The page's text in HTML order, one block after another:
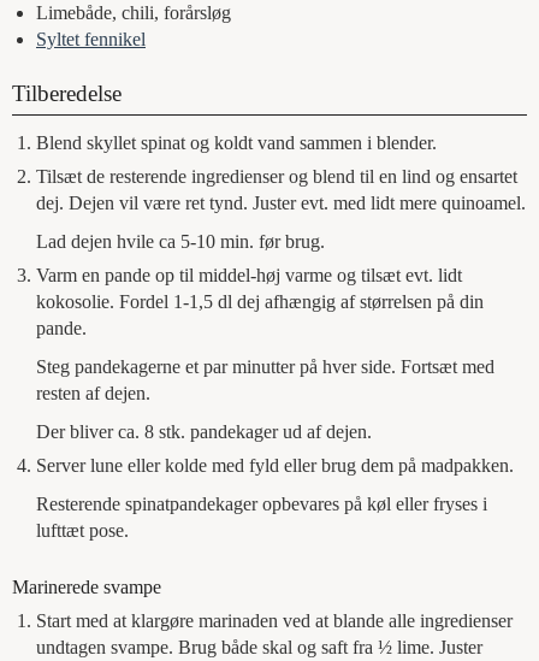
Limebåde, chili, forårsløg
Syltet fennikel
Tilberedelse
Blend skyllet spinat og koldt vand sammen i blender.
Tilsæt de resterende ingredienser og blend til en lind og ensartet
dej. Dejen vil være ret tynd. Juster evt. med lidt mere quinoamel.
Lad dejen hvile ca 5-10 min. før brug.
Varm en pande op til middel-høj varme og tilsæt evt. lidt
kokosolie. Fordel 1-1,5 dl dej afhængig af størrelsen på din
pande.
Steg pandekagerne et par minutter på hver side. Fortsæt med
resten af dejen.
Der bliver ca. 8 stk. pandekager ud af dejen.
Server lune eller kolde med fyld eller brug dem på madpakken.
Resterende spinatpandekager opbevares på køl eller fryses i
lufttæt pose.
Marinerede svampe
Start med at klargøre marinaden ved at blande alle ingredienser
undtagen svampe. Brug både skal og saft fra ½ lime. Juster